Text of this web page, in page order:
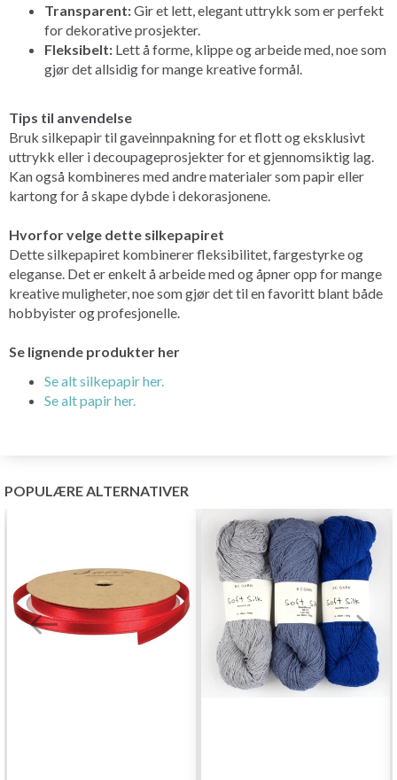
Transparent:Gir et lett, elegant uttrykk som er perfekt
for dekorative prosjekter.
Fleksibelt: Lett å forme, klippe og arbeide med, noe som
gjør det allsidig for mange kreative formål.
Tips til anvendelse
Bruk silkepapir til gaveinnpakning for et flott og eksklusivt
uttrykk eller i decoupageprosjekter for et gjennomsiktig lag.
Kan også kombineres med andre materialer som papir eller
kartong for å skape dybde i dekorasjonene.
Hvorfor velge dette silkepapiret
Dette silkepapiret kombinerer fleksibilitet, fargestyrke og
eleganse. Det er enkelt å arbeide med og åpner opp for mange
kreative muligheter, noe som gjør det til en favoritt blant både
hobbyister og profesjonelle.
Se lignende produkter her
Se alt silkepapir her.
Se alt papir her.
POPULÆRE ALTERNATIVER